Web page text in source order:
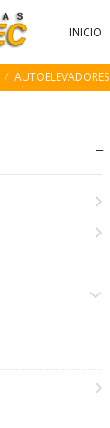
INICIO
AUTOELEVADORES